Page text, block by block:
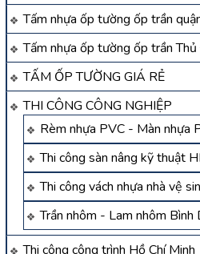
Tấm nhựa ốp tường ốp trần
Tấm nhựa ốp tường ốp trần
TẤM ỐP TƯỜNG GIÁ RẺ
THI CÔNG CÔNG NGHIỆP
Rèm nhựa PVC - Màn nhựa
Thi công sàn nâng kỹ thuật
Thi công vách nhựa nhà vệ
Trần nhôm - Lam nhôm Bình
Thi công công trình Hồ Chí Minh